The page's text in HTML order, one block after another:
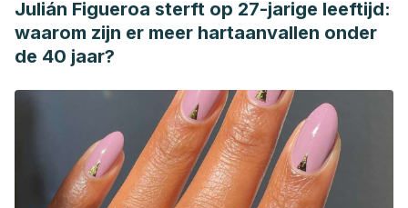
Julián Figueroa sterft op 27-jarige leeftijd:
waarom zijn er meer hartaanvallen onder
de 40 jaar?